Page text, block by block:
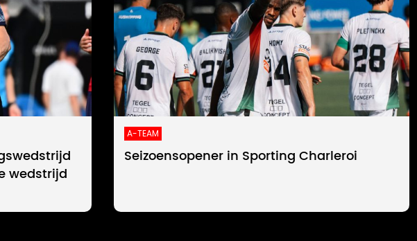
wedstrijd
A-TEAM
Seizoensopener in Sporting Charleroi